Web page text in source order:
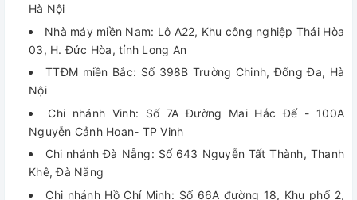
Hà Nội
Nhà máy miền Nam: Lô A22, Khu công nghiệp Thái Hòa
03, H. Đức Hòa, tỉnh Long An
TTĐM miền Bắc: Số 398B Trường Chinh, Đống Đa, Hà
Nội
Chi nhánh Vinh: Số 7A Đường Mai Hắc Đế - 100A
Nguyễn Cảnh Hoan- TP Vinh
Chi nhánh Đà Nẵng: Số 643 Nguyễn Tất Thành, Thanh
Khê, Đà Nẵng
Chi nhánh Hồ Chí Minh: Số 66A đường 18, Khu phố 2,